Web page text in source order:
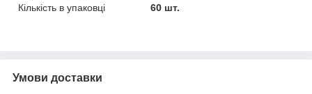
Кількість в упаковці
60 шт.
Умови доставки